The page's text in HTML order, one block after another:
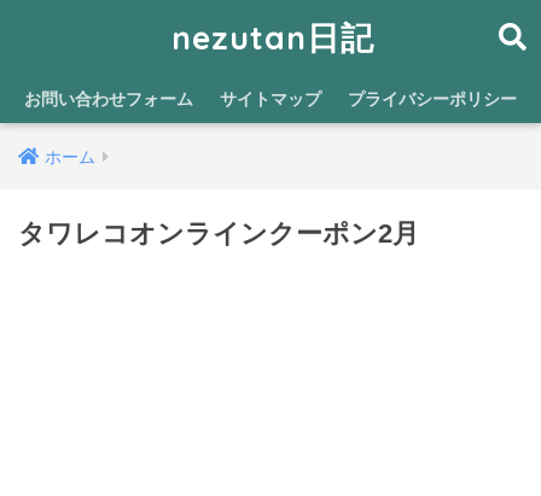
nezutan日記
お問い合わせフォーム サイトマップ プライバシーポリシー
ホーム
タワレコオンラインクーポン2月